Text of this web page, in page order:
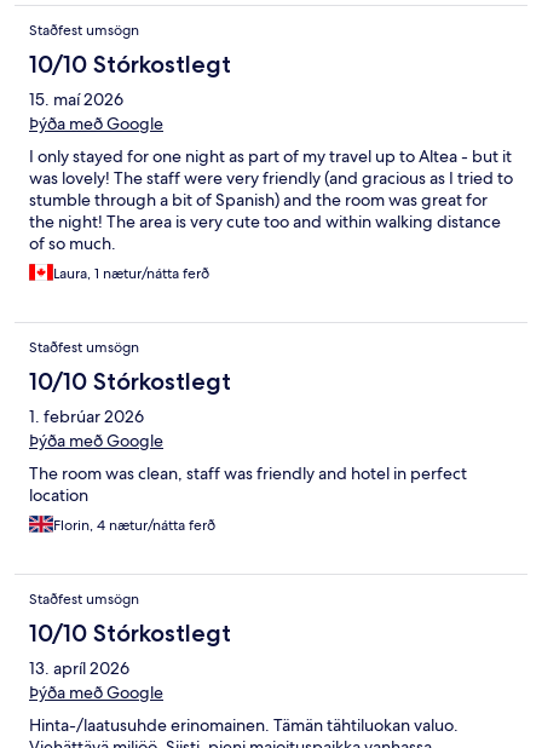
Staðfest umsögn
10/10 Stórkostlegt
15. maí 2026
Þýða með Google
I only stayed for one night as part of my travel up to Altea - but it
was lovely! The staff were very friendly (and gracious as I tried to
stumble through a bit of Spanish) and the room was great for
the night! The area is very cute too and within walking distance
of so much.
Laura, 1 nætur/nátta ferð
Staðfest umsögn
10/10 Stórkostlegt
1. febrúar 2026
Þýða með Google
The room was clean, staff was friendly and hotel in perfect
location
Florin, 4 nætur/nátta ferð
Staðfest umsögn
10/10 Stórkostlegt
13. apríl 2026
Þýða með Google
Hinta-/laatusuhde erinomainen. Tämän tähtiluokan valuo.